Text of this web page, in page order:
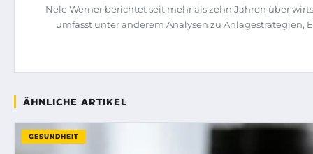
Nele Werner berichtet seit mehr als zehn Jahren über
umfasst unter anderem Analysen zu
ÄHNLICHE ARTIKEL
GESUNDHEIT